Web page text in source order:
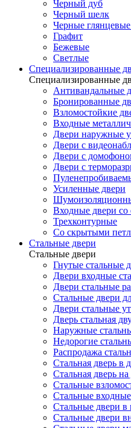
Черный дуб
Черный шелк
Черные
Графит
Бежевые
Светлые
Специализированные
Специализированные
Антивандальные
Бронированные
Взломостойкие
Входные
Двери наружные
Двери с
Двери с
Двери с
Усиленные двери
Входные двери со
Трехконтурные
Со скрытыми
Стальные двери
Стальные двери
Гнутые стальные
Двери входные
Двери стальные
Стальные двери
Двери стальные
Дверь стальная
Наружные
Недорогие
Распродажа
Стальная дверь в
Стальная дверь на
Стальные
Стальные
Стальные двери в
Стальные двери